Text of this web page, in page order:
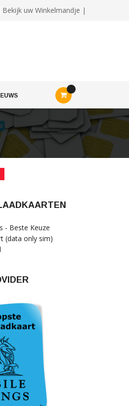
Bekijk uw Winkelmandje |
- Beste Keuze
(data only sim)